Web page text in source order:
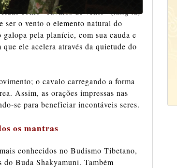
como “cavalos de vento” (
ser o vento o elemento natural do
pela planície, com sua cauda e
ele acelera através da quietude do
o cavalo carregando a forma
Assim, as orações impressas nas
se para beneficiar incontáveis seres.
os mantras
conhecidos no Budismo Tibetano,
do Buda Shakyamuni. Também